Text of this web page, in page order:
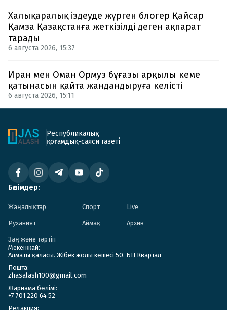
Халықаралық іздеуде жүрген блогер Қайсар
Қамза Қазақстанға жеткізілді деген ақпарат
тарады
6 августа 2026, 15:37
Иран мен Оман Ормуз бұғазы арқылы кеме
қатынасын қайта жандандыруға келісті
6 августа 2026, 15:11
Республикалық
қоғамдық-саяси газеті
Бөлімдер:
Жаңалықтар Спорт Live
Руханият Аймақ Архив
Заң және тәртіп
Мекенжай:
Алматы қаласы. Жібек жолы көшесі 50. БЦ Квартал
Пошта:
zhasalash100@gmail.com
Жарнама бөлімі:
+7 701 220 64 52
Редакция: